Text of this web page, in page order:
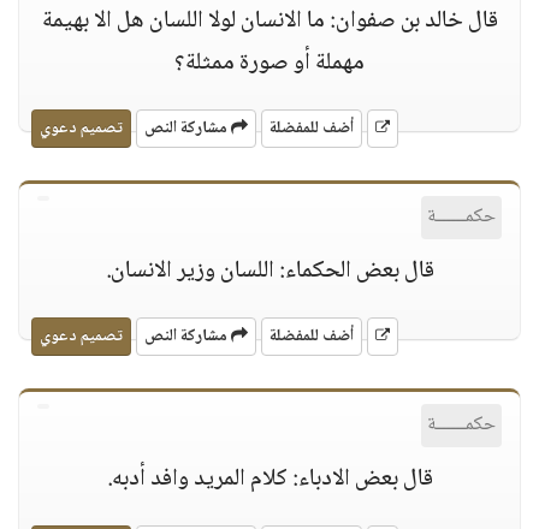
قال خالد بن صفوان: ما الانسان لولا اللسان هل الا بهيمة
مهملة أو صورة ممثلة؟
أضف للمفضلة مشاركة النص تصميم دعوي
حكمــــــة
قال بعض الحكماء: اللسان وزير الانسان.
أضف للمفضلة مشاركة النص تصميم دعوي
حكمــــــة
قال بعض الادباء: كلام المريد وافد أدبه.